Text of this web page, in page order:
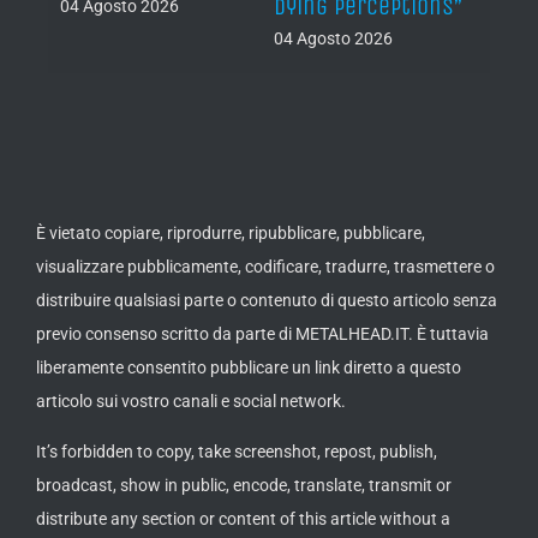
04 Agosto 2026
Dying Perceptions”
04 Agosto 2026
È vietato copiare, riprodurre, ripubblicare, pubblicare,
visualizzare pubblicamente, codificare, tradurre, trasmettere o
distribuire qualsiasi parte o contenuto di questo articolo senza
previo consenso scritto da parte di METALHEAD.IT. È tuttavia
liberamente consentito pubblicare un link diretto a questo
articolo sui vostro canali e social network.
It’s forbidden to copy, take screenshot, repost, publish,
broadcast, show in public, encode, translate, transmit or
distribute any section or content of this article without a